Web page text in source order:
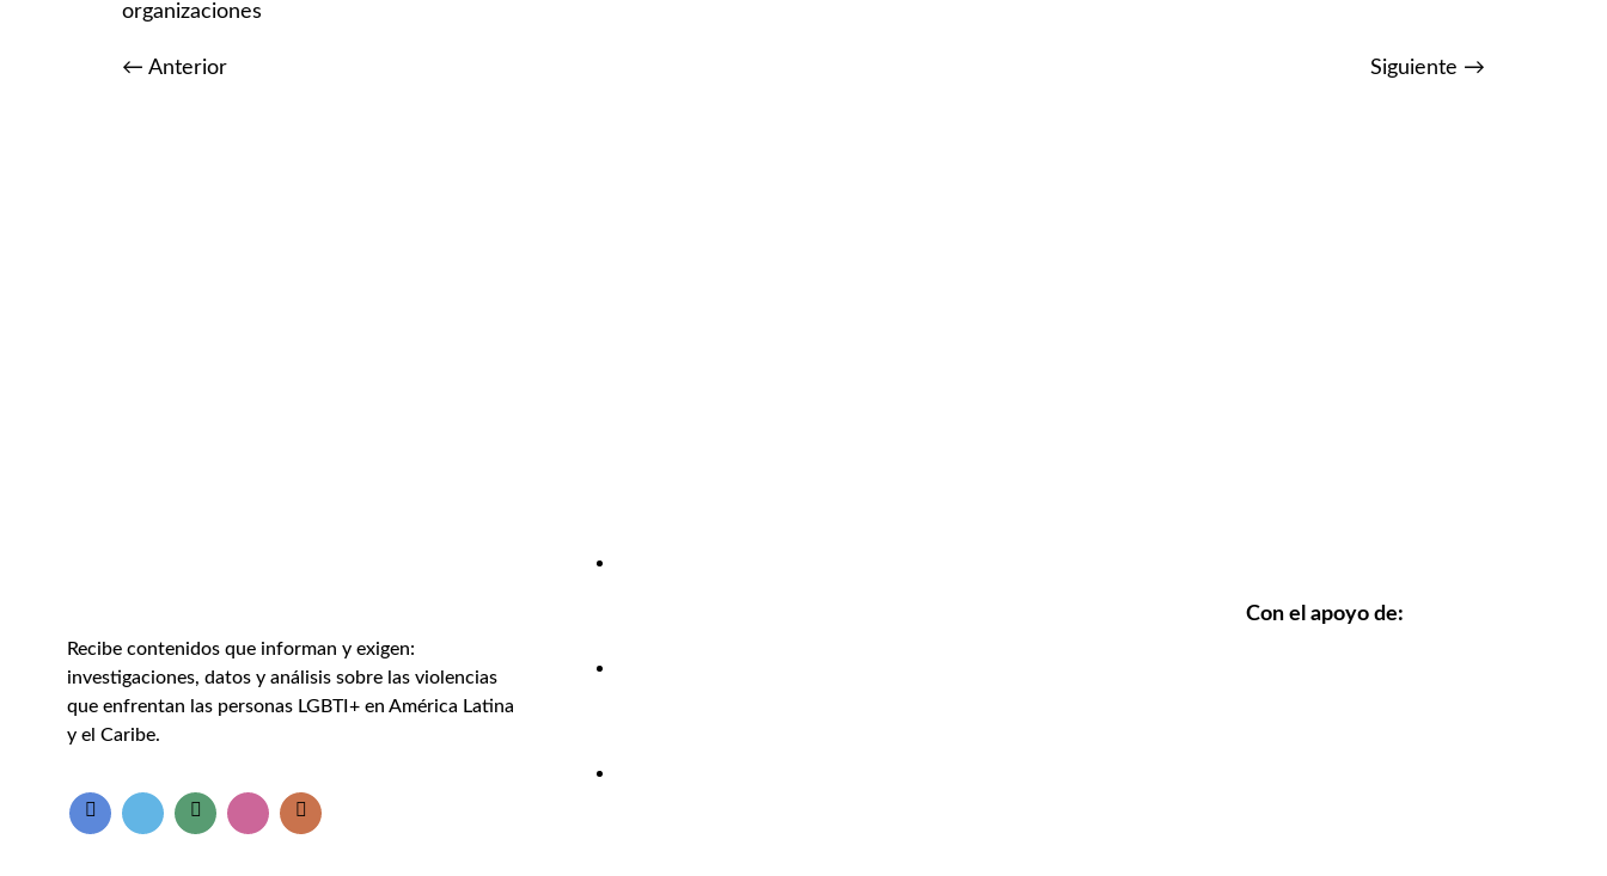
organizaciones
← Anterior Siguiente →
Recibe contenidos que informan y exigen:
investigaciones, datos y análisis sobre las violencias
que enfrentan las personas LGBTI+ en América Latina
y el Caribe.
Con el apoyo de: